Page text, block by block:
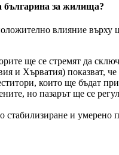
българина за жилища?
влияние
ще се стремят да
и Хърватия) показват,
които ще бъдат
но пазарът ще се
стабилизиране и